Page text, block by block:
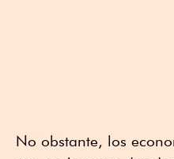
No obstante, los